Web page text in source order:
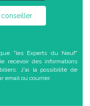
conseiller
"les Experts du Neuf"
recevoir des informations
J'ai la possibilité de
email ou courrier.